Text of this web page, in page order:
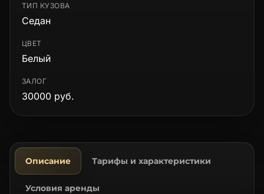
ТИП КУЗОВА
Седан
ЦВЕТ
Белый
ЗАЛОГ
30000 руб.
Описание Тарифы и характеристики
Условия аренды